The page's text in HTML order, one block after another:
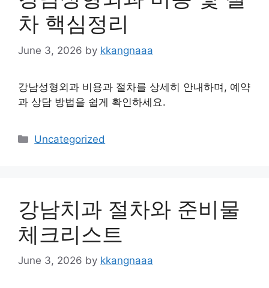
차 핵심정리
June 3, 2026 by kkangnaaa
강남성형외과 비용과 절차를 상세히 안내하며, 예약
과 상담 방법을 쉽게 확인하세요.
Categories
Uncategorized
강남치과 절차와 준비물
체크리스트
June 3, 2026 by kkangnaaa